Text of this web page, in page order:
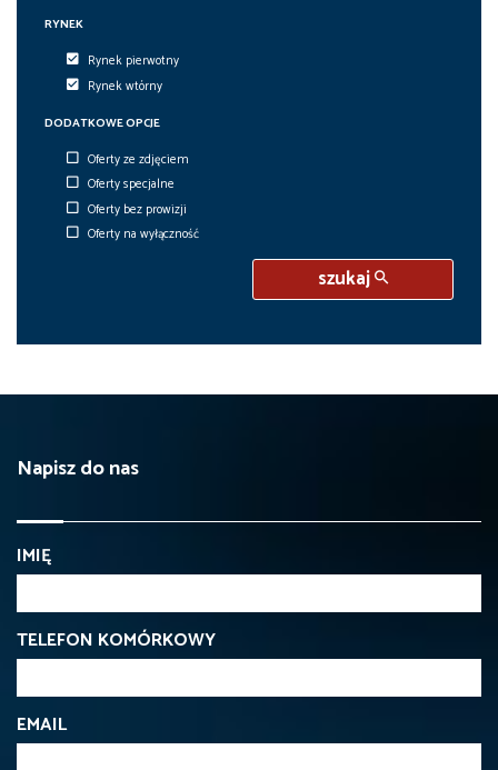
RYNEK
Rynek pierwotny
Rynek wtórny
DODATKOWE OPCJE
Oferty ze zdjęciem
Oferty specjalne
Oferty bez prowizji
Oferty na wyłączność
szukaj
Napisz do nas
IMIĘ
TELEFON KOMÓRKOWY
EMAIL